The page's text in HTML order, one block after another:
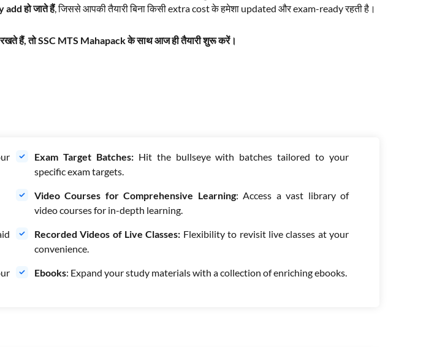
हो जाते हैं, जिससे आपकी तैयारी बिना किसी extra cost के हमेशा updated और exam-ready रहती है।
हैं, तो SSC MTS Mahapack के साथ आज ही तैयारी शुरू करें।
Exam Target Batches: Hit the bullseye with batches tailored to your
specific exam targets.
Video Courses for Comprehensive Learning: Access a vast library of
video courses for in-depth learning.
Recorded Videos of Live Classes: Flexibility to revisit live classes at your
convenience.
Ebooks: Expand your study materials with a collection of enriching ebooks.